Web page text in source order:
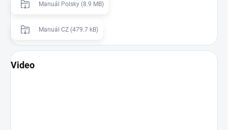
Manuál Polsky (8.9 MB)
Manuál CZ (479.7 kB)
Video